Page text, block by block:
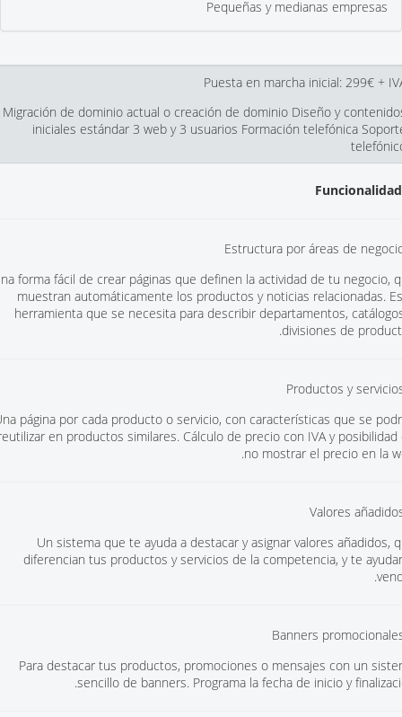
Pequeñas y medianas empresas
Puesta en marcha inicial: 299€ +
Migración de dominio actual o creación de dominio Diseño y
iniciales estándar 3 web y 3 usuarios Formación telefónica
forma fácil de crear páginas que definen la actividad de tu negocio,
muestran automáticamente los productos y noticias relacionadas.
herramienta que se necesita para describir departamentos,
divisiones de
página por cada producto o servicio, con características que se
en productos similares. Cálculo de precio con IVA y posibilidad
no mostrar el precio en la
Un sistema que te ayuda a destacar y asignar valores añadidos,
diferencian tus productos y servicios de la competencia, y te
Para destacar tus productos, promociones o mensajes con un
sencillo de banners. Programa la fecha de inicio y